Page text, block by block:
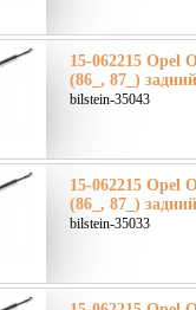
15-062215 Opel
(86_, 87_)
bilstein-35043
15-062215 Opel
(86_, 87_)
bilstein-35033